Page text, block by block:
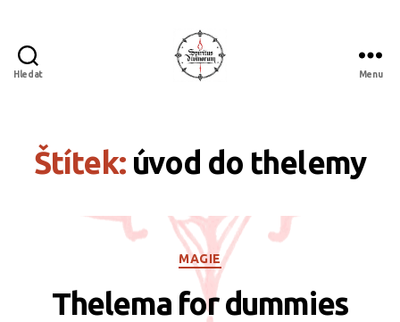
Hledat Menu
Štítek: úvod do thelemy
Rubriky
MAGIE
Thelema for dummies